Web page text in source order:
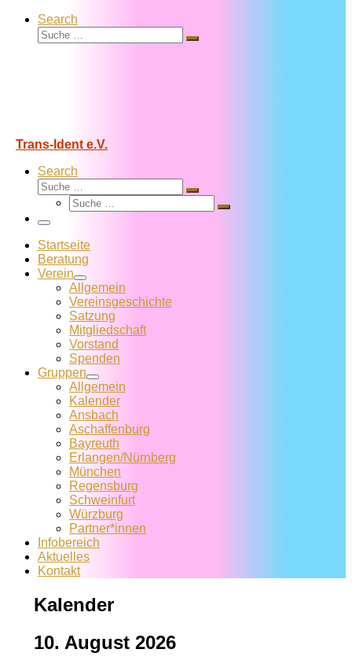
Search
Suche
Suche
Trans-Ident e.V.
Search
Suche
Suche
Suche
Suche
Menü
Startseite
Beratung
Verein
Allgemein
Vereins­geschichte
Satzung
Mitglied­schaft
Vorstand
Spenden
Gruppen
Allgemein
Kalender
Ansbach
Aschaffenburg
Bayreuth
Erlangen/Nürnberg
München
Regensburg
Schweinfurt
Würzburg
Partner*innen
Infobereich
Aktuelles
Kontakt
Kalender
10. August 2026